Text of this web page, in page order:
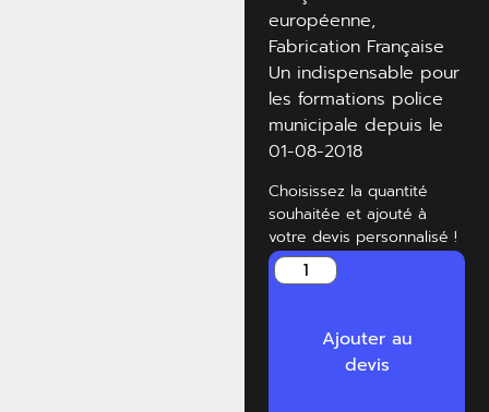
européenne,
Fabrication Française
Un indispensable pour
les formations police
municipale depuis le
01-08-2018
Choisissez la quantité
souhaitée et ajouté à
votre devis personnalisé !
Ajouter au
devis